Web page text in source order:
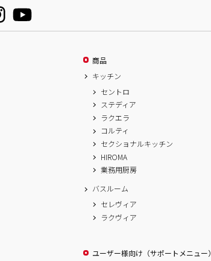
商品
キッチン
セントロ
ステディア
ラクエラ
コルティ
セクショナルキッチン
HIROMA
業務用厨房
バスルーム
セレヴィア
ラクヴィア
ユーザー様向け（サポートメニュー）